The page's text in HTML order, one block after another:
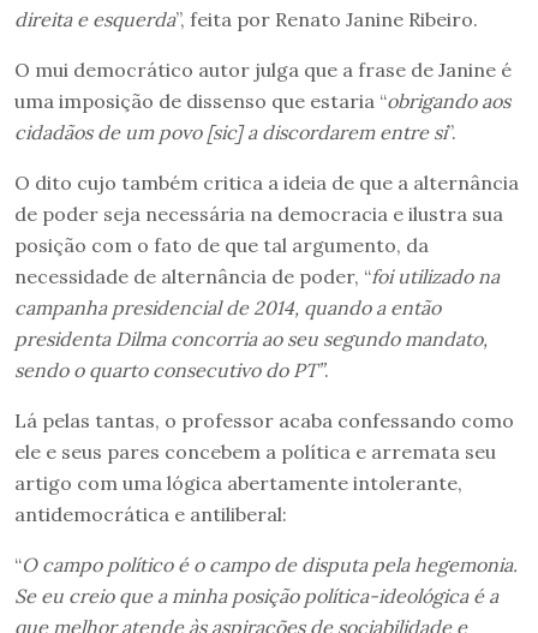
direita e esquerda”, feita por Renato Janine Ribeiro.
O mui democrático autor julga que a frase de Janine é
uma imposição de dissenso que estaria “obrigando aos
cidadãos de um povo [sic] a discordarem entre si”.
O dito cujo também critica a ideia de que a alternância
de poder seja necessária na democracia e ilustra sua
posição com o fato de que tal argumento, da
necessidade de alternância de poder, “foi utilizado na
campanha presidencial de 2014, quando a então
presidenta Dilma concorria ao seu segundo mandato,
sendo o quarto consecutivo do PT”.
Lá pelas tantas, o professor acaba confessando como
ele e seus pares concebem a política e arremata seu
artigo com uma lógica abertamente intolerante,
antidemocrática e antiliberal:
“O campo político é o campo de disputa pela hegemonia.
Se eu creio que a minha posição política-ideológica é a
que melhor atende às aspirações de sociabilidade e